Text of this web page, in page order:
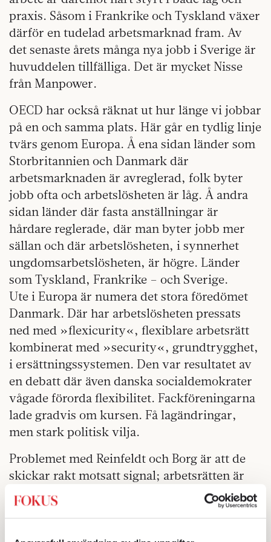
praxis. Såsom i Frankrike och Tyskland växer
därför en tudelad arbetsmarknad fram. Av
det senaste årets många nya jobb i Sverige är
huvuddelen tillfälliga. Det är mycket Nisse
från Manpower.
OECD har också räknat ut hur länge vi jobbar
på en och samma plats. Här går en tydlig linje
tvärs genom Europa. Å ena sidan länder som
Storbritannien och Danmark där
arbetsmarknaden är avreglerad, folk byter
jobb ofta och arbetslösheten är låg. Å andra
sidan länder där fasta anställningar är
hårdare reglerade, där man byter jobb mer
sällan och där arbetslösheten, i synnerhet
ungdomsarbetslösheten, är högre. Länder
som Tyskland, Frankrike – och Sverige.
Ute i Europa är numera det stora föredömet
Danmark. Där har arbetslösheten pressats
ned med »flexicurity«, flexiblare arbetsrätt
kombinerat med »security«, grundtrygghet,
i ersättningssystemen. Den var resultatet av
en debatt där även danska socialdemokrater
vågade förorda flexibilitet. Fackföreningarna
lade gradvis om kursen. Få lagändringar,
men stark politisk vilja.
Problemet med Reinfeldt och Borg är att de
skickar rakt motsatt signal; arbetsrätten är
helig, och därför, menar de, borde LO ta det
lugnt. Tacken från LO kom för två veckor